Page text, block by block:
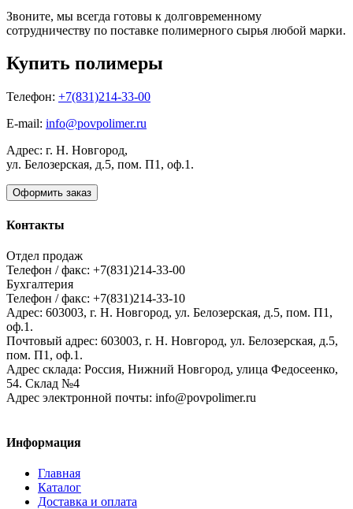
Звоните, мы всегда готовы к долговременному
сотрудничеству по поставке полимерного сырья любой марки.
Купить полимеры
Телефон: +7(831)214-33-00
E-mail: info@povpolimer.ru
Адрес: г. Н. Новгород,
ул. Белозерская, д.5, пом. П1, оф.1.
Оформить заказ
Контакты
Отдел продаж
Телефон / факс: +7(831)214-33-00
Бухгалтерия
Телефон / факс: +7(831)214-33-10
Адрес: 603003, г. Н. Новгород, ул. Белозерская, д.5, пом. П1,
оф.1.
Почтовый адрес: 603003, г. Н. Новгород, ул. Белозерская, д.5,
пом. П1, оф.1.
Адрес склада: Россия, Нижний Новгород, улица Федосеенко,
54. Склад №4
Адрес электронной почты: info@povpolimer.ru
Информация
Главная
Каталог
Доставка и оплата